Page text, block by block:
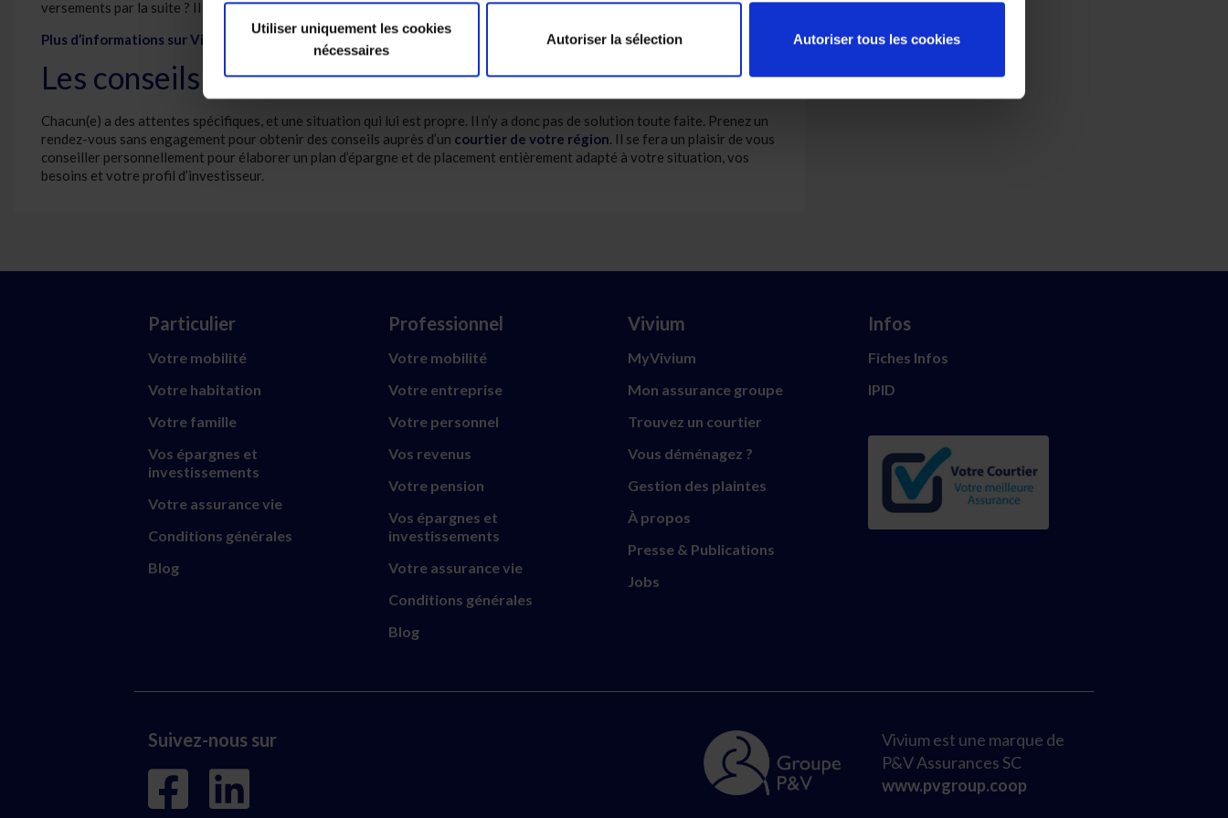
Utiliser uniquement les cookies
nécessaires
Autoriser la sélection Autoriser tous les cookies
versements par la suite ? Il n’y a pas de montant minimum dans ce cas.
Plus d’informations sur Vivium Selection
Les conseils personnalisés de votre courtier
Chacun(e) a des attentes spécifiques, et une situation qui lui est propre. Il n’y a donc pas de solution toute faite. Prenez un
rendez-vous sans engagement pour obtenir des conseils auprès d’un courtier de votre région. Il se fera un plaisir de vous
conseiller personnellement pour élaborer un plan d’épargne et de placement entièrement adapté à votre situation, vos
besoins et votre profil d’investisseur.
Particulier
Votre mobilité
Votre habitation
Votre famille
Vos épargnes et
investissements
Votre assurance vie
Conditions générales
Blog
Professionnel
Votre mobilité
Votre entreprise
Votre personnel
Vos revenus
Votre pension
Vos épargnes et
investissements
Votre assurance vie
Conditions générales
Blog
Vivium
MyVivium
Mon assurance groupe
Trouvez un courtier
Vous déménagez ?
Gestion des plaintes
À propos
Presse & Publications
Jobs
Infos
Fiches Infos
IPID
Suivez-nous sur
Vivium est une marque de
P&V Assurances SC
www.pvgroup.coop